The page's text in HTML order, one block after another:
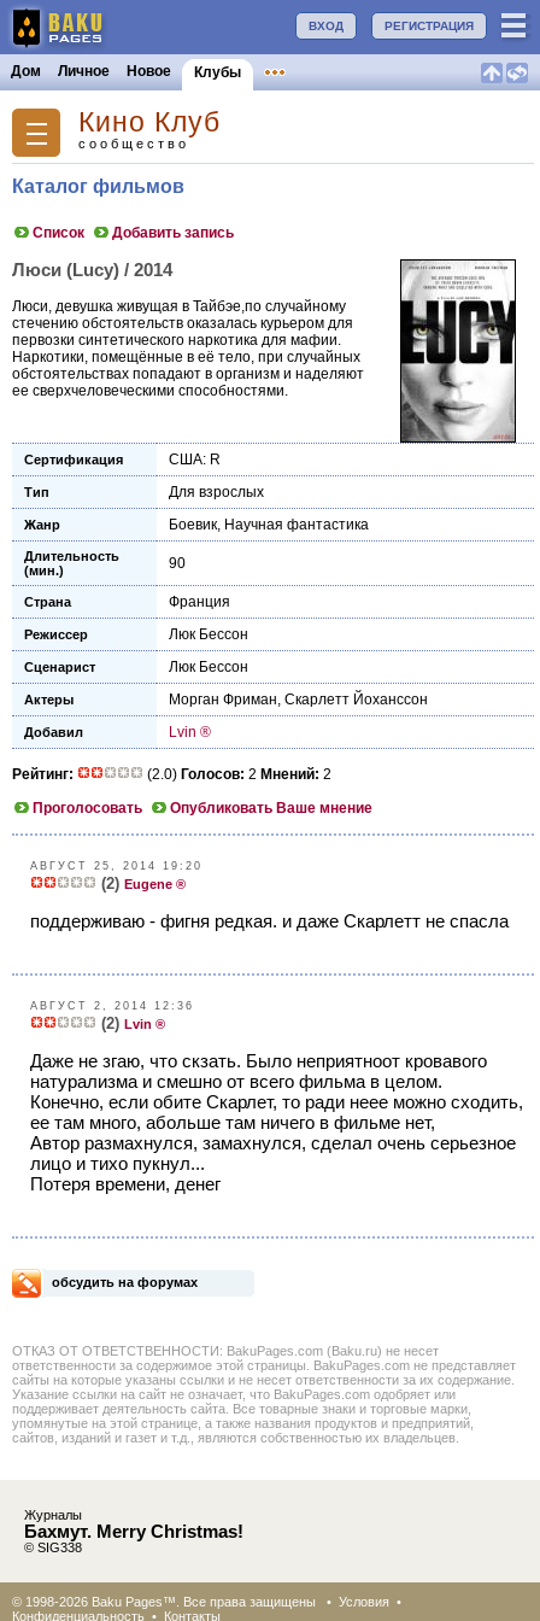
РЕГИСТРАЦИЯ
ВХОД
Дом Личное Новое Клубы
Кино Клуб
сообщество
Каталог фильмов
Список Добавить запись
Люси (Lucy) / 2014
Люси, девушка живущая в Тайбэе,по случайному
стечению обстоятельств оказалась курьером для
первозки синтетического наркотика для мафии.
Наркотики, помещённые в её тело, при случайных
обстоятельствах попадают в организм и наделяют
ее сверхчеловеческими способностями.
Сертификация США: R
Тип Для взрослых
Жанр Боевик, Научная фантастика
Длительность
(мин.)
90
Страна Франция
Режиссер Люк Бессон
Сценарист Люк Бессон
Актеры Морган Фриман, Скарлетт Йоханссон
Добавил Lvin ®
Рейтинг: (2.0) Голосов: 2 Мнений: 2
Проголосовать
Опубликовать Ваше мнение
АВГУСТ 25, 2014 19:20
(2) Eugene ®
поддерживаю - фигня редкая. и даже Скарлетт не спасла
АВГУСТ 2, 2014 12:36
(2) Lvin ®
Даже не згаю, что скзать. Было неприятноот кровавого
натурализма и смешно от всего фильма в целом.
Конечно, если обите Скарлет, то ради неее можно сходить,
ее там много, абольше там ничего в фильме нет,
Автор размахнулся, замахнулся, сделал очень серьезное
лицо и тихо пукнул...
Потеря времени, денег
обсудить на форумах
ОТКАЗ ОТ ОТВЕТСТВЕННОСТИ: BakuPages.com (Baku.ru) не несет
ответственности за содержимое этой страницы. BakuPages.com не представляет
сайты на которые указаны ссылки и не несет ответственности за их содержание.
Указание ссылки на сайт не означает, что BakuPages.com одобряет или
поддерживает деятельность сайта. Все товарные знаки и торговые марки,
упомянутые на этой странице, а также названия продуктов и предприятий,
сайтов, изданий и газет и т.д., являются собственностью их владельцев.
Журналы
Бахмут. Merry Christmas!
© SIG338
© 1998-2026 Baku Pages™. Все права защищены • Условия •
Конфиденциальность • Контакты